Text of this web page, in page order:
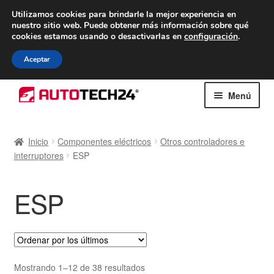
ENTREGA desde 7 EUR
De lunes a viernes de 9 a. m. a 4 p. m.
navegación
al
Menú
Caja registradora
Inicio Componentes eléctricos
Otros controladores e
interruptores
ESP
ESP
Mostrando 1–12 de 38 resultadosOrdenado
Utilizamos cookies para brindarle la mejor experiencia en
nuestro sitio web. Puede obtener más información sobre qué
cookies estamos usando o desactivarlas en configuración.
Aceptar